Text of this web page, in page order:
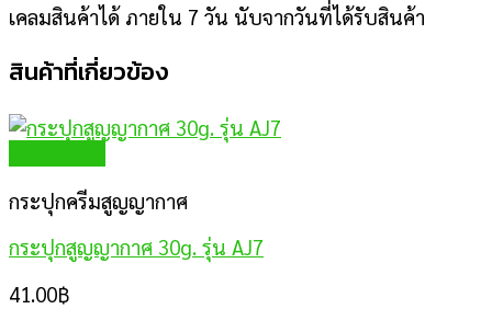
เคลมสินค้าได้ ภายใน 7 วัน นับจากวันที่ได้รับสินค้า
สินค้าที่เกี่ยวข้อง
กระปุกครีมสูญญากาศ
กระปุกสูญญากาศ 30g. รุ่น AJ7
41.00฿